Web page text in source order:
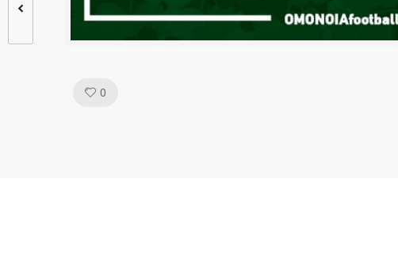
0